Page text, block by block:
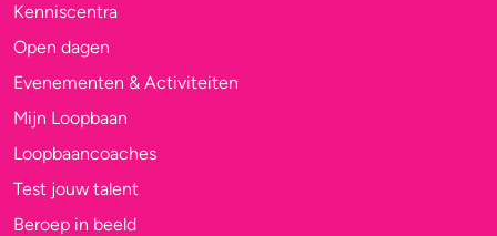
Kenniscentra
Open dagen
Evenementen & Activiteiten
Mijn Loopbaan
Loopbaancoaches
Test jouw talent
Beroep in beeld